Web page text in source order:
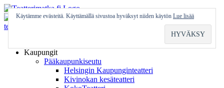
Skip
to
content
Kaupungit
Pääkaupunkiseutu
Helsingin Kaupunginteatteri
Kivinokan kesäteatteri
Käytämme evästeitä. Käyttämällä sivustoa hyväksyt niiden käytön Lue lisää